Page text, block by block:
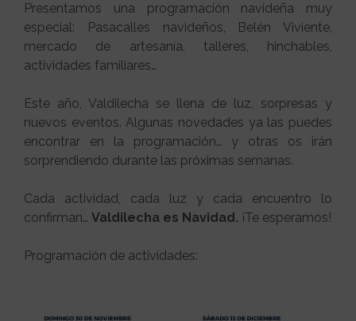
Presentamos una programación navideña muy
especial: Pasacalles navideños, Belén Viviente,
mercado de artesanía, talleres, hinchables,
actividades familiares…
Este año, Valdilecha se llena de luz, sorpresas y
nuevos eventos. Algunas novedades ya las puedes
encontrar en la programación… y otras os irán
sorprendiendo durante las próximas semanas.
Cada actividad, cada luz y cada encuentro lo
confirman… Valdilecha es Navidad. ¡Te esperamos!
Programación de actividades: